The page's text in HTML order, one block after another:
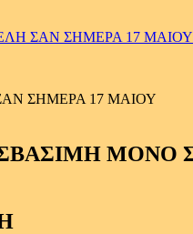
ΣΑΝ ΣΗΜΕΡΑ 17 ΜΑΙΟΥ
ΣΗΜΕΡΑ 17 ΜΑΙΟΥ